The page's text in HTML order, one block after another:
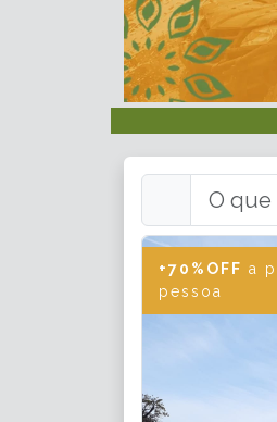
+70%OFF a
pessoa